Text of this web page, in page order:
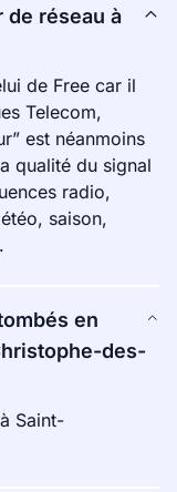
de réseau à
de Free car il
Telecom,
est néanmoins
qualité du signal
radio,
saison,
en
des-
Saint-